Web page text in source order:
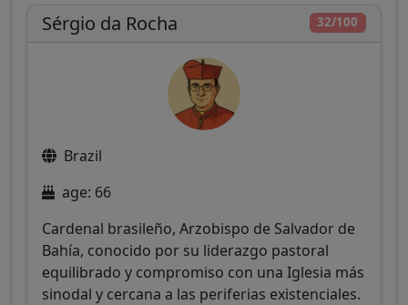
32/100
Sérgio da Rocha
Brazil
age: 66
Cardenal brasileño, Arzobispo de Salvador de
Bahía, conocido por su liderazgo pastoral
equilibrado y compromiso con una Iglesia más
sinodal y cercana a las periferias existenciales.